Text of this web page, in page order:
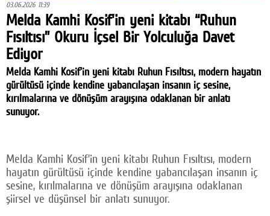
Google Plus
© 2026 TÜM HAKLARI SAKLIDIR
03.06.2026 11:39
Melda Kamhi Kosif'in yeni kitabı “Ruhun
Fısıltısı” Okuru İçsel Bir Yolculuğa Davet
Ediyor
Melda Kamhi Kosif’in yeni kitabı Ruhun Fısıltısı, modern hayatın
gürültüsü içinde kendine yabancılaşan insanın iç sesine,
kırılmalarına ve dönüşüm arayışına odaklanan bir anlatı
sunuyor.
Melda Kamhi Kosif’in yeni kitabı Ruhun Fısıltısı, modern
hayatın gürültüsü içinde kendine yabancılaşan insanın iç
sesine, kırılmalarına ve dönüşüm arayışına odaklanan
şiirsel ve düşünsel bir anlatı sunuyor.